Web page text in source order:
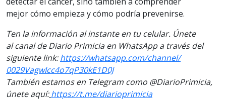
mejor cómo empieza y cómo podría prevenirse.
Ten la información al instante en tu celular. Únete
alcanalde Diario Primicia en WhatsApp a través del
siguientelink:https://whatsapp.com/channel/
0029VagwIcc4o7qP30kE1D0J
También estamos en Telegram como @DiarioPrimicia,
únete aquí: https://t.me/diarioprimicia